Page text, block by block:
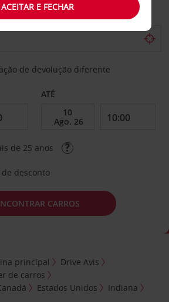
de devolução diferente
ATÉ
de 25 anos
desconto
CARROS
principal
Drive Avis
de carros
Estados Unidos
Indiana
ACEITAR E FECHAR